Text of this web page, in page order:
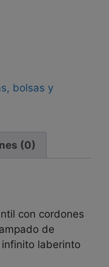
bolsas y
(0)
con cordones
de
laberinto